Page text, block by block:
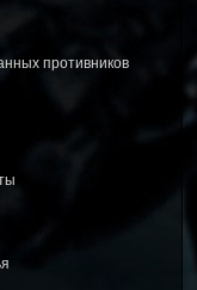
противников